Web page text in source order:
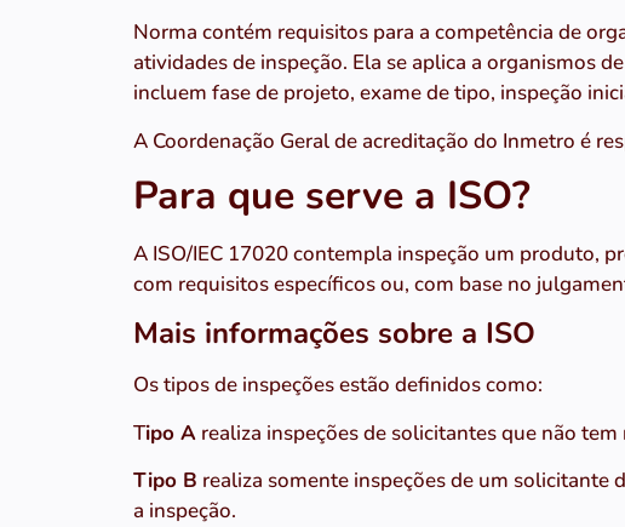
Norma contém requisitos para a competência de
atividades de inspeção. Ela se aplica a organismos
incluem fase de projeto, exame de tipo, inspeção
A Coordenação Geral de acreditação do Inmetro é
Para que serve a ISO?
A ISO/IEC 17020 contempla inspeção um produto,
com requisitos específicos ou, com base no
Mais informações sobre a ISO
Os tipos de inspeções estão definidos como:
Tipo A realiza inspeções de solicitantes que não
Tipo B realiza somente inspeções de um solicitante
a inspeção.